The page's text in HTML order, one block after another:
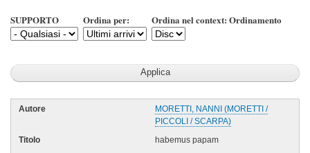
SUPPORTO Ordina per: Ordina nel context: Ordinamento
MORETTI, NANNI (MORETTI /
PICCOLI / SCARPA)
habemus papam